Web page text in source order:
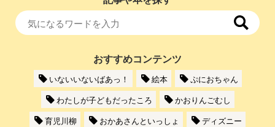
おすすめコンテンツ
いないいないばあっ！ 絵本
ぷにおちゃん
わたしが子どもだったころ
かおりんごむし
育児川柳
おかあさんといっしょ
ディズニー